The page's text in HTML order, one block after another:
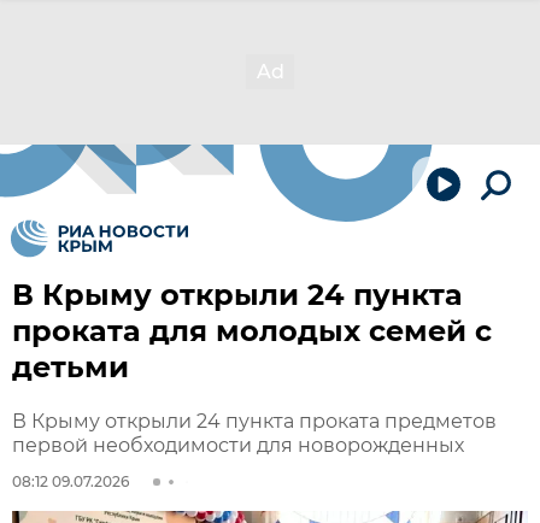
В Крыму открыли 24 пункта
проката для молодых семей с
детьми
В Крыму открыли 24 пункта проката предметов
первой необходимости для новорожденных
08:12 09.07.2026